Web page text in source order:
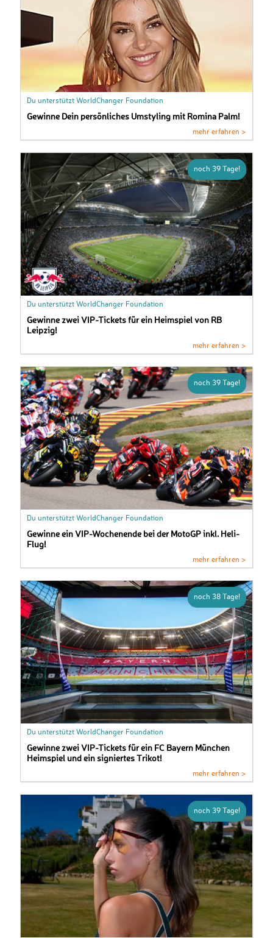
Du unterstützt WorldChanger Foundation
Gewinne Dein persönliches Umstyling mit Romina Palm!
mehr erfahren >
noch 39 Tage!
Du unterstützt WorldChanger Foundation
Gewinne zwei VIP-Tickets für ein Heimspiel von RB
Leipzig!
mehr erfahren >
noch 39 Tage!
Du unterstützt WorldChanger Foundation
Gewinne ein VIP-Wochenende bei der MotoGP inkl. Heli-
Flug!
mehr erfahren >
noch 38 Tage!
Du unterstützt WorldChanger Foundation
Gewinne zwei VIP-Tickets für ein FC Bayern München
Heimspiel und ein signiertes Trikot!
mehr erfahren >
noch 39 Tage!